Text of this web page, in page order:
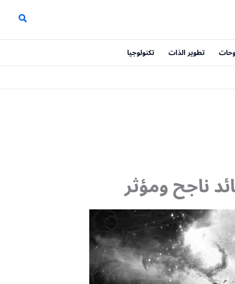
تطوير الذات تكنولوجيا
ناجح ومؤثر